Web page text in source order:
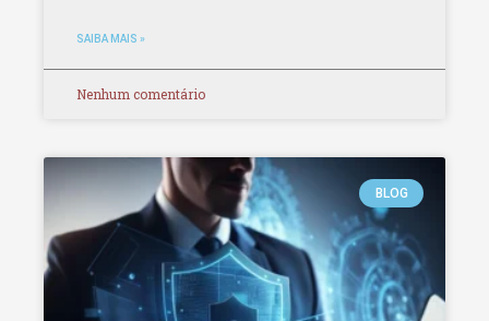
SAIBA MAIS »
Nenhum comentário
BLOG